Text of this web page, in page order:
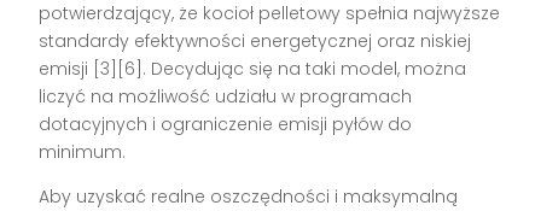
potwierdzający, że kocioł pelletowy spełnia najwyższe
standardy efektywności energetycznej oraz niskiej
emisji [3][6]. Decydując się na taki model, można
liczyć na możliwość udziału w programach
dotacyjnych i ograniczenie emisji pyłów do
minimum.
Aby uzyskać realne oszczędności i maksymalną